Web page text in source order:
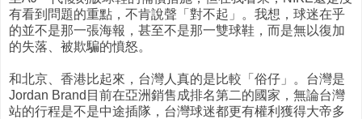
有看到問題的重點，不肯說聲「對不起」。我想，球迷在乎
的並不是那一張海報，甚至不是那一雙球鞋，而是無以復加
的失落、被欺騙的憤怒。
和北京、香港比起來，台灣人真的是比較「俗仔」。台灣是
Jordan Brand目前在亞洲銷售成排名第二的國家，無論台灣
站的行程是不是中途插隊，台灣球迷都更有權利獲得大帝多